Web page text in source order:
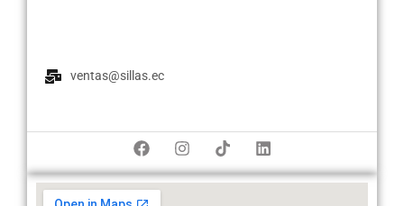
ventas@sillas.ec
F
a
c
e
I
n
s
t
T
i
k
t
L
i
n
k